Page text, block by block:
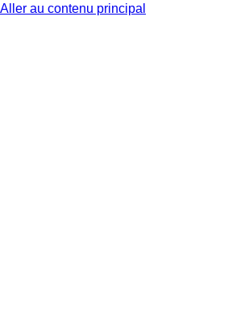
Aller au contenu principal